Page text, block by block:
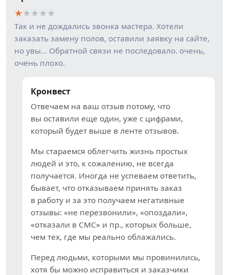
★★★★★
Так и не дождались звонка мастера. Хотели
заказать замену полов, оставили заявку на сайте,
но увы… Обратной связи не последовало. очень,
очень плохо.
Кронвест
Отвечаем на ваш отзыв потому, что
вы оставили еще один, уже с цифрами,
который будет выше в ленте отзывов.
Мы стараемся облегчить жизнь простых
людей и это, к сожалению, не всегда
получается. Иногда не успеваем ответить,
бывает, что отказываем принять заказ
в работу и за это получаем негативные
отзывы: «не перезвонили», «опоздали»,
«отказали в СМС» и пр., которых больше,
чем тех, где мы реально облажались.
Перед людьми, которыми мы провинились,
хотя бы можно исправиться и заказчики